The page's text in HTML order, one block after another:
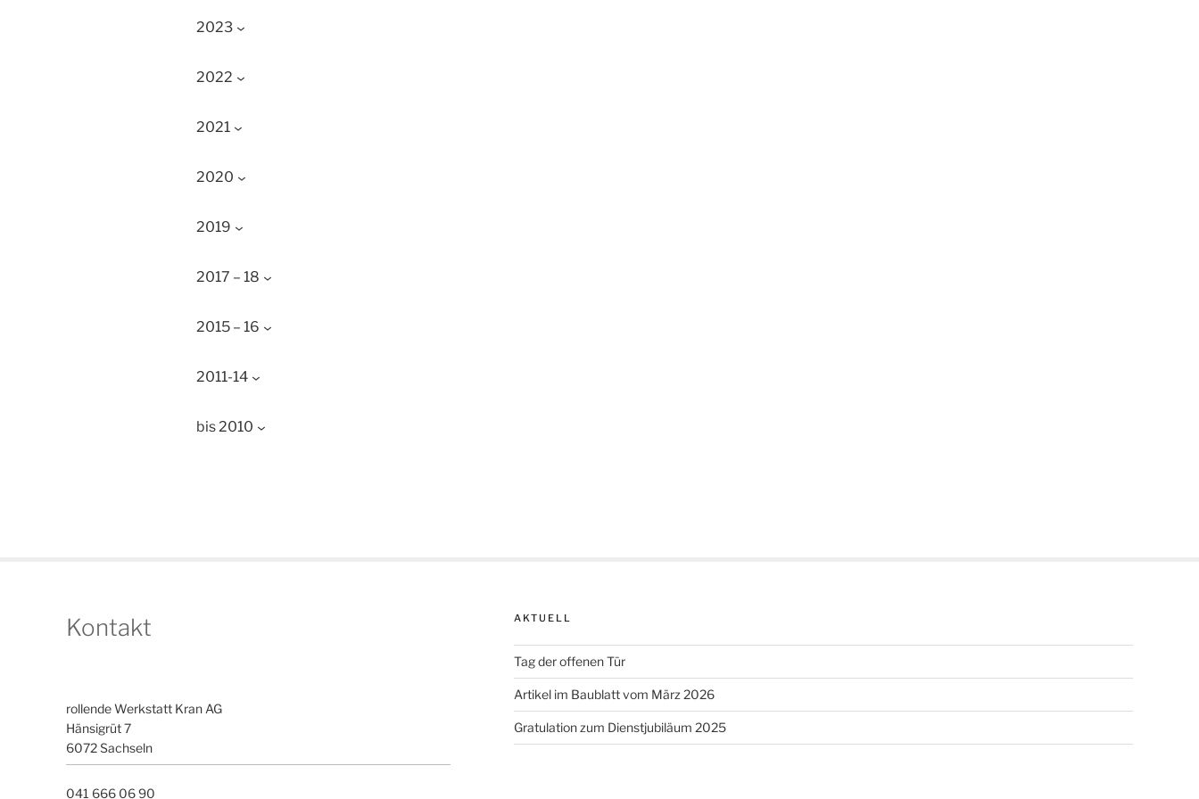
2023
2022
2021
2020
2019
2017 – 18
2015 – 16
2011-14
bis 2010
Kontakt
rollende Werkstatt Kran AG
Hänsigrüt 7
6072 Sachseln
041 666 06 90
AKTUELL
Tag der offenen Tür
Artikel im Baublatt vom März 2026
Gratulation zum Dienstjubiläum 2025